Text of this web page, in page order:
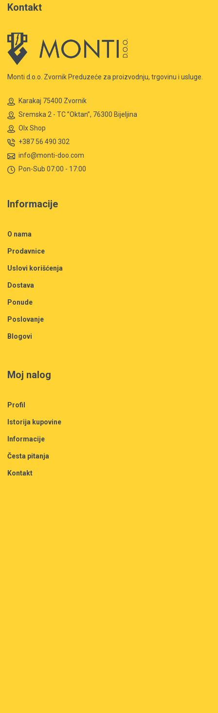
Kontakt
Monti d.o.o. Zvornik Preduzeće za proizvodnju, trgovinu i usluge.
Karakaj 75400 Zvornik
Sremska 2 - TC ”Oktan”, 76300 Bijeljina
Olx Shop
+387 56 490 302
info@monti-doo.com
Pon-Sub 07:00 - 17:00
Informacije
O nama
Prodavnice
Uslovi korišćenja
Dostava
Ponude
Poslovanje
Blogovi
Moj nalog
Profil
Istorija kupovine
Informacije
Česta pitanja
Kontakt